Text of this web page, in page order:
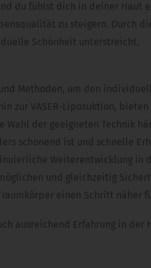
du fühlst dich in deiner
zu steigern. Durch
Schönheit unterstreicht.
Methoden, um den
zur VASER-Liposuktion,
Wahl der geeigneten Technik
schonend ist und schnelle
Weiterentwicklung in
und gleichzeitig
einen Schritt näher
ausreichend Erfahrung in